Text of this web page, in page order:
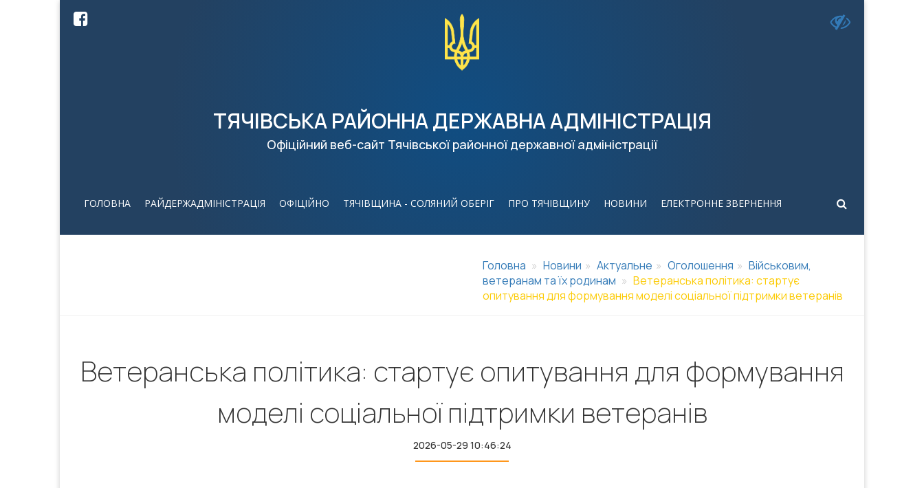
ТЯЧІВСЬКА РАЙОННА ДЕРЖАВНА АДМІНІСТРАЦІЯ
Офіційний веб-сайт Тячівської районної державної адміністрації
ГОЛОВНА РАЙДЕРЖАДМІНІСТРАЦІЯ ОФІЦІЙНО ТЯЧІВЩИНА - СОЛЯНИЙ ОБЕРІГ ПРО ТЯЧІВЩИНУ НОВИНИ ЕЛЕКТРОННЕ ЗВЕРНЕННЯ
Головна Новини Актуальне Оголошення
Військовим,
ветеранам та їх родинам
Ветеранська політика: стартує
опитування для формування моделі соціальної підтримки ветеранів
Ветеранська політика: стартує опитування для формування
моделі соціальної підтримки ветеранів
2026-05-29 10:46:24